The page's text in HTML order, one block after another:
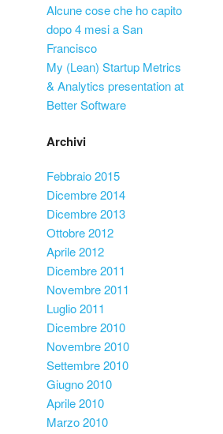
Alcune cose che ho capito
dopo 4 mesi a San
Francisco
My (Lean) Startup Metrics
& Analytics presentation at
Better Software
Archivi
Febbraio 2015
Dicembre 2014
Dicembre 2013
Ottobre 2012
Aprile 2012
Dicembre 2011
Novembre 2011
Luglio 2011
Dicembre 2010
Novembre 2010
Settembre 2010
Giugno 2010
Aprile 2010
Marzo 2010